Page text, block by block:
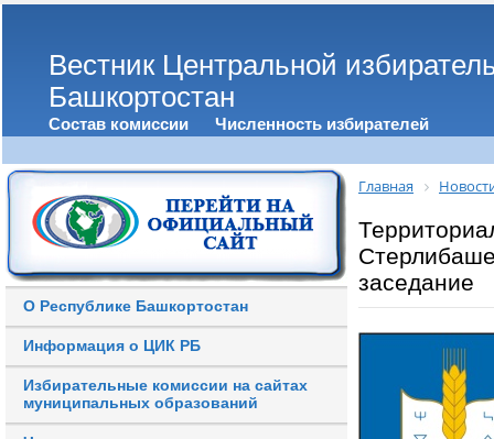
Вестник Центральной
Башкортостан
Состав комиссии Численность избирателей
О Республике Башкортостан
Информация о ЦИК РБ
Избирательные комиссии на сайтах
муниципальных образований
Главная
заседание